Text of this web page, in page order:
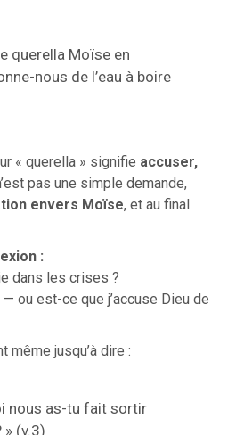
querella Moïse en
nous de l’eau à boire
« querella » signifie accuser,
pas une simple demande,
envers Moïse, et au final
:
dans les crises ?
ou est-ce que j’accuse Dieu de
même jusqu’à dire :
nous as-tu fait sortir
» (v.3)